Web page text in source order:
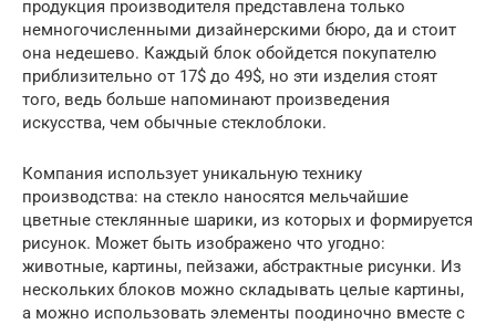
продукция производителя представлена только
немногочисленными дизайнерскими бюро, да и стоит
она недешево. Каждый блок обойдется покупателю
приблизительно от 17$ до 49$, но эти изделия стоят
того, ведь больше напоминают произведения
искусства, чем обычные стеклоблоки.
Компания использует уникальную технику
производства: на стекло наносятся мельчайшие
цветные стеклянные шарики, из которых и формируется
рисунок. Может быть изображено что угодно:
животные, картины, пейзажи, абстрактные рисунки. Из
нескольких блоков можно складывать целые картины,
а можно использовать элементы поодиночно вместе с